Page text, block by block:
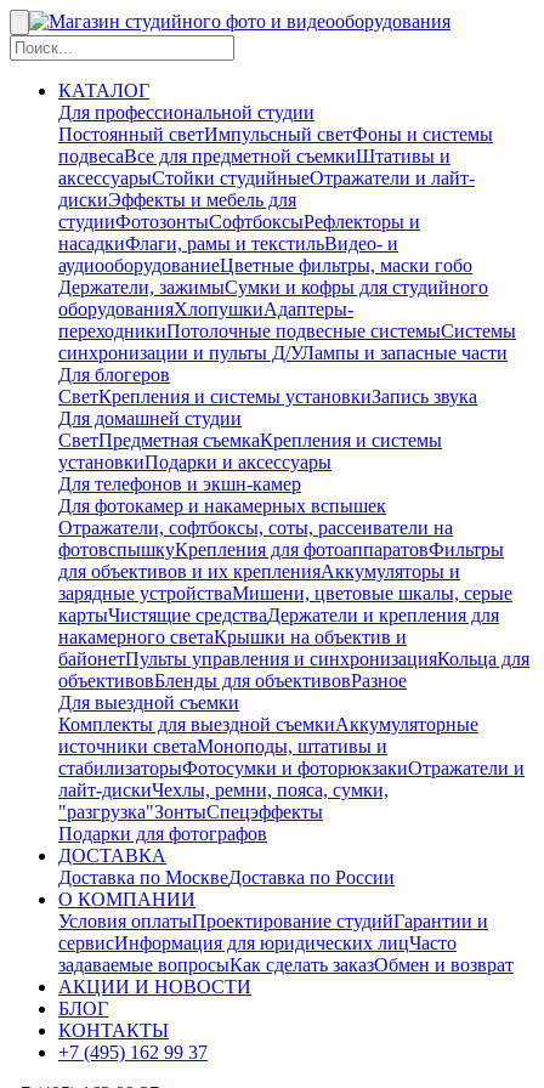
КАТАЛОГ
Для профессиональной студии
Постоянный светИмпульсный светФоны и системы
подвесаВсе для предметной съемкиШтативы и
аксессуарыСтойки студийныеОтражатели и лайт-
дискиЭффекты и мебель для
студииФотозонтыСофтбоксыРефлекторы и
насадкиФлаги, рамы и текстильВидео- и
аудиооборудованиеЦветные фильтры, маски гобо
Держатели, зажимыСумки и кофры для студийного
оборудованияХлопушкиАдаптеры-
переходникиПотолочные подвесные системыСистемы
синхронизации и пульты Д/УЛампы и запасные части
Для блогеров
СветКрепления и системы установкиЗапись звука
Для домашней студии
СветПредметная съемкаКрепления и системы
установкиПодарки и аксессуары
Для телефонов и экшн-камер
Для фотокамер и накамерных вспышек
Отражатели, софтбоксы, соты, рассеиватели на
фотовспышкуКрепления для фотоаппаратовФильтры
для объективов и их крепленияАккумуляторы и
зарядные устройстваМишени, цветовые шкалы, серые
картыЧистящие средстваДержатели и крепления для
накамерного светаКрышки на объектив и
байонетПульты управления и синхронизацияКольца для
объективовБленды для объективовРазное
Для выездной съемки
Комплекты для выездной съемкиАккумуляторные
источники светаМоноподы, штативы и
стабилизаторыФотосумки и фоторюкзакиОтражатели и
лайт-дискиЧехлы, ремни, пояса, сумки,
"разгрузка"ЗонтыСпецэффекты
Подарки для фотографов
ДОСТАВКА
Доставка по МосквеДоставка по России
О КОМПАНИИ
Условия оплатыПроектирование студийГарантии и
сервисИнформация для юридических лицЧасто
задаваемые вопросыКак сделать заказОбмен и возврат
АКЦИИ И НОВОСТИ
БЛОГ
КОНТАКТЫ
+7 (495) 162 99 37